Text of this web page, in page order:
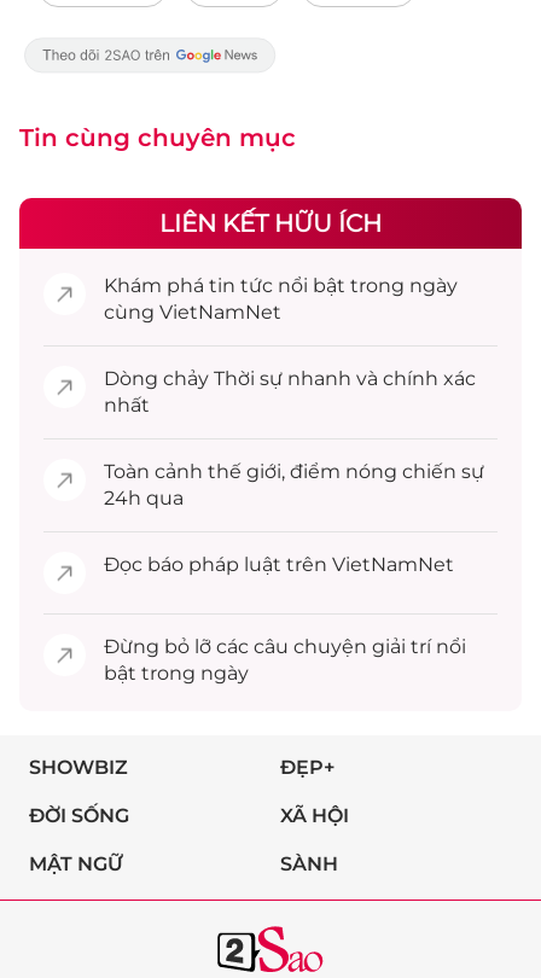
Tin cùng chuyên mục
LIÊN KẾT HỮU ÍCH
Khám phá tin tức nổi bật trong ngày
cùng VietNamNet
Dòng chảy Thời sự nhanh và chính xác
nhất
Toàn cảnh thế giới, điểm nóng chiến sự
24h qua
Đọc báo pháp luật trên VietNamNet
Đừng bỏ lỡ các câu chuyện giải trínổi
bật trong ngày
SHOWBIZ ĐẸP+
ĐỜI SỐNG XÃ HỘI
MẬT NGỮ SÀNH